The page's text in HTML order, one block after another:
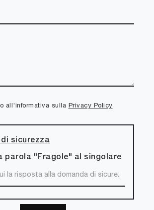
all'informativa sulla Privacy Policy
di sicurezza
parola "Fragole" al singolare